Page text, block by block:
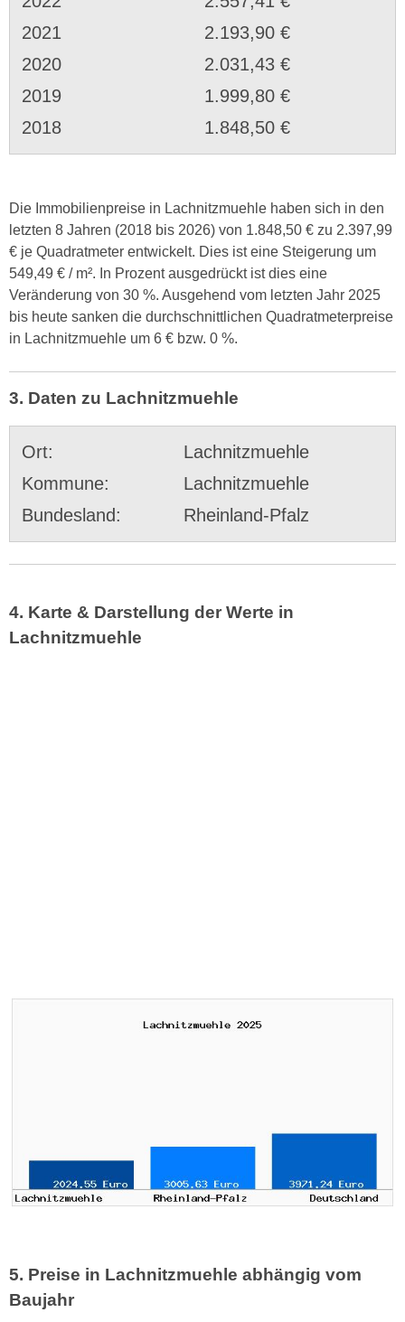
2021
2.193,90 €
2020
2.031,43 €
2019
1.999,80 €
2018
1.848,50 €
Die Immobilienpreise in Lachnitzmuehle haben sich in den
letzten 8 Jahren (2018 bis 2026) von 1.848,50 € zu 2.397,99
€ je Quadratmeter entwickelt. Dies ist eine Steigerung um
549,49 € / m². In Prozent ausgedrückt ist dies eine
Veränderung von 30 %. Ausgehend vom letzten Jahr 2025
bis heute sanken die durchschnittlichen Quadratmeterpreise
in Lachnitzmuehle um 6 € bzw. 0 %.
3. Daten zu Lachnitzmuehle
Ort:
Lachnitzmuehle
Kommune:
Lachnitzmuehle
Bundesland:
Rheinland-Pfalz
4. Karte & Darstellung der Werte in
Lachnitzmuehle
5. Preise in Lachnitzmuehle abhängig vom
Baujahr